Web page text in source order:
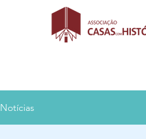
Notícias